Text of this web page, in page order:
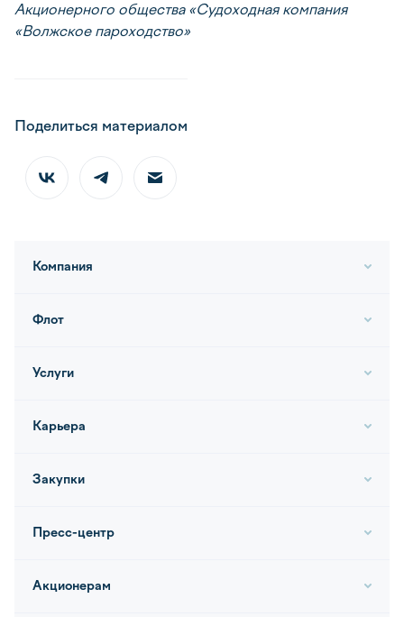
Акционерного общества «Судоходная компания
«Волжское пароходство»
Поделиться материалом
Компания
Флот
Услуги
Карьера
Закупки
Пресс-центр
Акционерам